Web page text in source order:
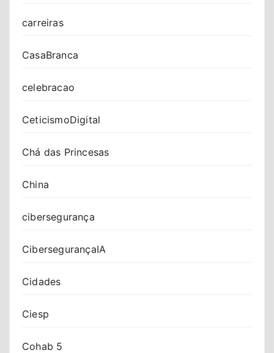
carreiras
CasaBranca
celebracao
CeticismoDigital
Chá das Princesas
China
cibersegurança
CibersegurançaIA
Cidades
Ciesp
Cohab 5